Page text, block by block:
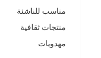
مناسب للناشئة
منتجات ثقافية
مهدويات